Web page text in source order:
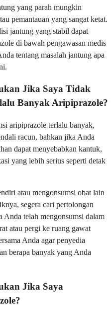
yang parah mungkin
pemantauan yang sangat ketat.
jantung yang stabil dapat
di bawah pengawasan medis
tentang masalah jantung apa
Jika Saya Tidak
Banyak Aripiprazole?
aripiprazole terlalu banyak,
racun, bahkan jika Anda
dapat menyebabkan kantuk,
yang lebih serius seperti detak
atau mengonsumsi obat lain
segera cari pertolongan
Anda telah mengonsumsi dalam
atau pergi ke ruang gawat
Anda agar penyedia
berapa banyak yang Anda
Jika Saya